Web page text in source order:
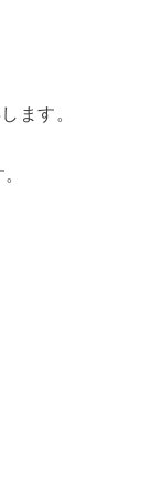
ます。